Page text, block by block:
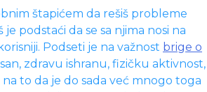
štapićem da rešiš probleme
je podstaći da se sa njima nosi na
Podseti je na važnost brige o
zdravu ishranu, fizičku aktivnost,
na to da je do sada već mnogo toga